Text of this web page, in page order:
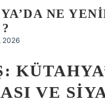
NE
2026
VE